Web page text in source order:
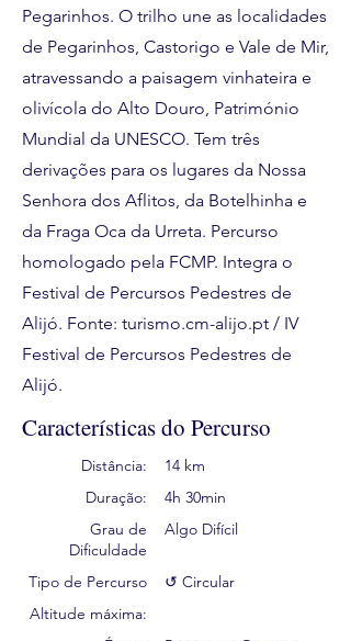
Pegarinhos. O trilho une as localidades
de Pegarinhos, Castorigo e Vale de Mir,
atravessando a paisagem vinhateira e
olivícola do Alto Douro, Património
Mundial da UNESCO. Tem três
derivações para os lugares da Nossa
Senhora dos Aflitos, da Botelhinha e
da Fraga Oca da Urreta. Percurso
homologado pela FCMP. Integra o
Festival de Percursos Pedestres de
Alijó. Fonte: turismo.cm-alijo.pt / IV
Festival de Percursos Pedestres de
Alijó.
Características do Percurso
Distância:
Duração:
Grau de
Dificuldade
Tipo de Percurso
Altitude máxima:
14 km
4h 30min
Algo Difícil
↺ Circular